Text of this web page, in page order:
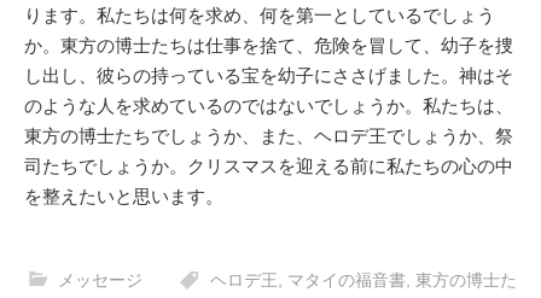
ります。私たちは何を求め、何を第一としているでしょう
か。東方の博士たちは仕事を捨て、危険を冒して、幼子を捜
し出し、彼らの持っている宝を幼子にささげました。神はそ
のような人を求めているのではないでしょうか。私たちは、
東方の博士たちでしょうか、また、ヘロデ王でしょうか、祭
司たちでしょうか。クリスマスを迎える前に私たちの心の中
を整えたいと思います。
メッセージ ヘロデ王 マタイの福音書 東方の博士た